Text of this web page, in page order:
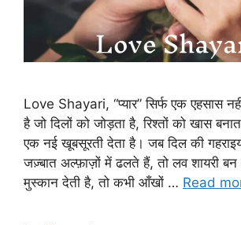
Love Shayari, “प्यार” सिर्फ एक एहसास
है जो दिलों को जोड़ता है, रिश्तों को खास
एक नई खूबसूरती देता है। जब दिल की
जज़्बात अल्फ़ाज़ों में ढलते हैं, तो लव शायरी
मुस्कान देती है, तो कभी आँखों … Read